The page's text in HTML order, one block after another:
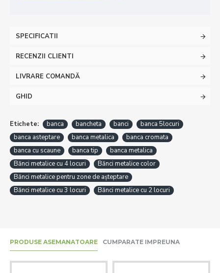
SPECIFICATII
RECENZII CLIENTI
LIVRARE COMANDĂ
GHID
Etichete: banca bancheta banci
banca 5locuri
banca asteptare
banca metalica
banca cromata
banca cu scaune
banca tip
banca metalica
Bănci metalice cu 4 locuri
Bănci metalice color
Bănci metalice pentru zone de așteptare
Bănci metalice cu 3 locuri
Bănci metalice cu 2 locuri
PRODUSE ASEMANATOARE CUMPARATE IMPREUNA